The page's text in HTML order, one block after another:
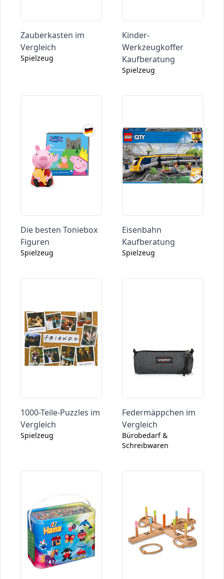
Zauberkasten im
Vergleich
Spielzeug
Kinder-
Werkzeugkoffer
Kaufberatung
Spielzeug
Die besten Toniebox
Figuren
Spielzeug
Eisenbahn
Kaufberatung
Spielzeug
1000-Teile-Puzzles im
Vergleich
Spielzeug
Federmäppchen im
Vergleich
Bürobedarf &
Schreibwaren